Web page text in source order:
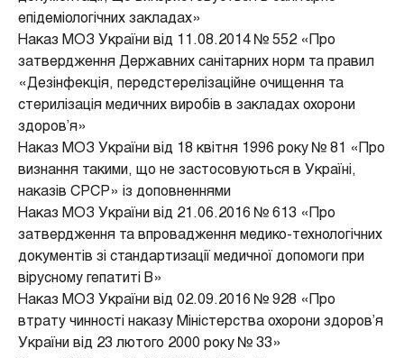
епідеміологічних закладах»
Наказ МОЗ України від 11.08.2014 № 552 «Про
затвердження Державних санітарних норм та правил
«Дезінфекція, передстерелізаційне очищення та
стерилізація медичних виробів в закладах охорони
здоров’я»
Наказ МОЗ України від 18 квітня 1996 року № 81 «Про
визнання такими, що не застосовуються в Україні,
наказів СРСР» із доповненнями
Наказ МОЗ України від 21.06.2016 № 613 «Про
затвердження та впровадження медико-технологічних
документів зі стандартизації медичної допомоги при
вірусному гепатиті В»
Наказ МОЗ України від 02.09.2016 № 928 «Про
втрату чинності наказу Міністерства охорони здоров’я
України від 23 лютого 2000 року № 33»